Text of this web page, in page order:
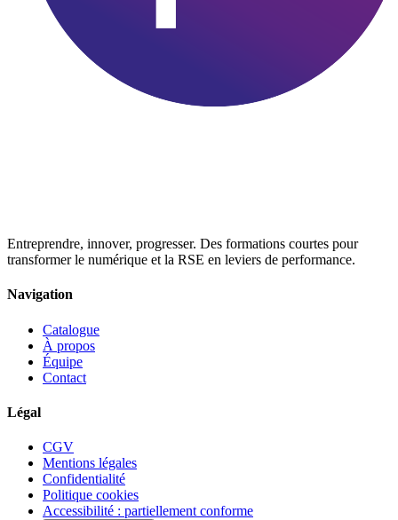
Entreprendre, innover, progresser. Des formations courtes pour
transformer le numérique et la RSE en leviers de performance.
Navigation
Catalogue
À propos
Équipe
Contact
Légal
CGV
Mentions légales
Confidentialité
Politique cookies
Accessibilité : partiellement conforme